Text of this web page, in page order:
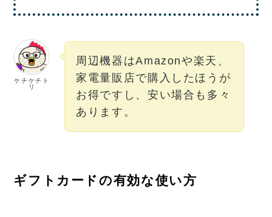
ケチケチト
リ
周辺機器はAmazonや楽天、
家電量販店で購入したほうが
お得ですし、安い場合も多々
あります。
ギフトカードの有効な使い方